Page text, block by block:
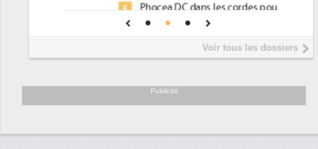
Phocea DC dans les cordes pour la
Interview de Fabrice Coquio,
président de Digital Realty...
soutient les...
Voir tous les dossiers
Publicité